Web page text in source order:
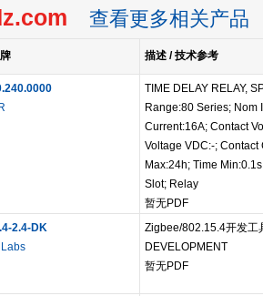
查看更多相关产品
描述 / 技术参考
TIME DELAY RELAY,
Range:80 Series; Nom
Current:16A; Contact
Voltage VDC:-;
Max:24h; Time
Slot; Relay
暂无PDF
2.4-DK
Zigbee/802.15.4开发工
DEVELOPMENT
暂无PDF